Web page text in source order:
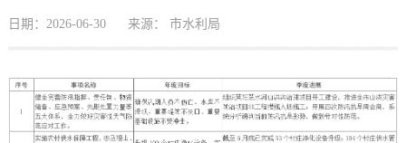
日期：2026-06-30 来源： 市水利局